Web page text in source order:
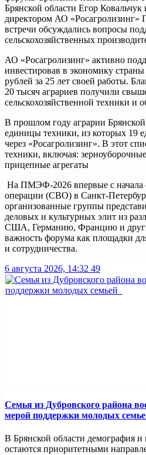
Брянской области Егор Ковальчук
директором АО
встречи обсуждались вопросы
сельскохозяйственных
АО «Росагролизинг» активно
инвестировав в экономику
рублей за 25 лет своей работы.
20 тысяч аграриев получили
сельскохозяйственной техники и
В прошлом году аграрии
единицы техники, из которых 19
через «Росагролизинг». В этот
техники, включая:
прицепные агрегаты
На ПМЭФ-2026 впервые с начала
операции (СВО) в Санкт-
организованные группы
деловых и культурных элит из
США, Германию, Францию и
важность форума как площадки
и сотрудничества.
6 августа 2026, 14:32 49
Семья из Дубровского района
мерой поддержки молодых
В Брянской области демография и
остаются приоритетными